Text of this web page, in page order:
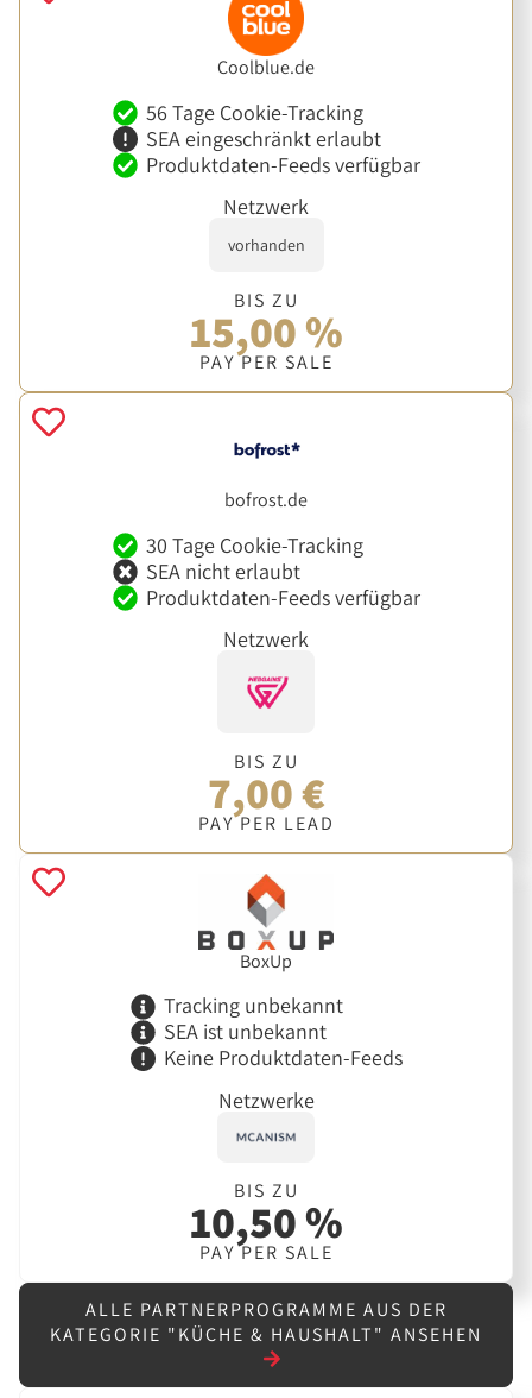
Coolblue.de
56 Tage Cookie-Tracking
SEA eingeschränkt erlaubt
Produktdaten-Feeds verfügbar
Netzwerk
vorhanden
BIS ZU
15,00 %
PAY PER SALE
bofrost.de
30 Tage Cookie-Tracking
SEA nicht erlaubt
Produktdaten-Feeds verfügbar
Netzwerk
BIS ZU
7,00 €
PAY PER LEAD
BoxUp
Tracking unbekannt
SEA ist unbekannt
Keine Produktdaten-Feeds
Netzwerke
BIS ZU
10,50 %
PAY PER SALE
ALLE PARTNERPROGRAMME AUS DER
KATEGORIE "KÜCHE & HAUSHALT" ANSEHEN